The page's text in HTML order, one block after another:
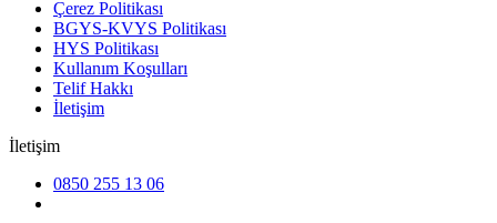
Çerez Politikası
BGYS-KVYS Politikası
HYS Politikası
Kullanım Koşulları
Telif Hakkı
İletişim
İletişim
0850 255 13 06